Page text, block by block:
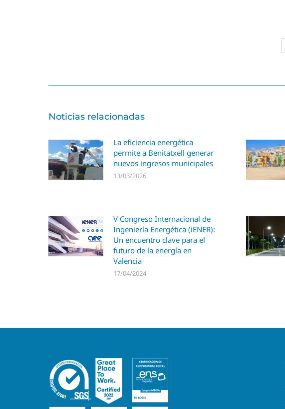
Noticias relacionadas
La eficiencia energética
permite a Benitatxell generar
nuevos ingresos municipales
13/03/2026
V Congreso Internacional de
Ingeniería Energética (iENER):
Un encuentro clave para el
futuro de la energía en
Valencia
17/04/2024